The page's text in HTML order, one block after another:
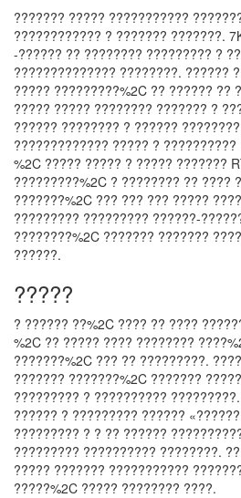
??????? ????? ???????????
???????????? ? ??????? ???????.
-?????? ?? ???????? ????????? ?
?????????????? ????????. ??????
????? ?????????%2C ?? ?????? ??
????? ????? ???????? ??????? ?
?????? ???????? ? ??????
????????????? ????? ?
%2C ????? ????? ? ????? ???????
?????????%2C ? ???????? ?? ????
???????%2C ??? ??? ??? ?????
????????? ????????? ??????-
????????%2C ??????? ???????
??????.
?????
? ?????? ??%2C ???? ?? ????
%2C ?? ????? ???? ????????
???????%2C ??? ?? ?????????.
??????? ???????%2C ???????
????????? ? ??????????
?????? ? ????????? ??????
????????? ? ? ?? ??????
????????? ?????????? ????????.
????? ??????? ???????????
?????%2C ????? ???????? ????.